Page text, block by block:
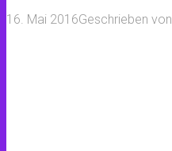
16. Mai 2016Geschrieben von